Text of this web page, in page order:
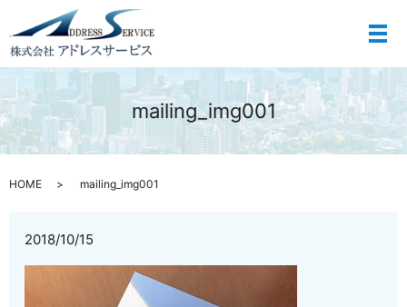
メ
mailing_img001
HOME mailing_img001
2018/10/15